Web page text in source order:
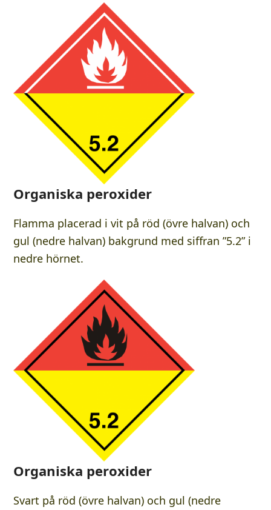
Organiska peroxider
Flamma placerad i vit på röd (övre halvan) och
gul (nedre halvan) bakgrund med siffran ”5.2” i
nedre hörnet.
Organiska peroxider
Svart på röd (övre halvan) och gul (nedre